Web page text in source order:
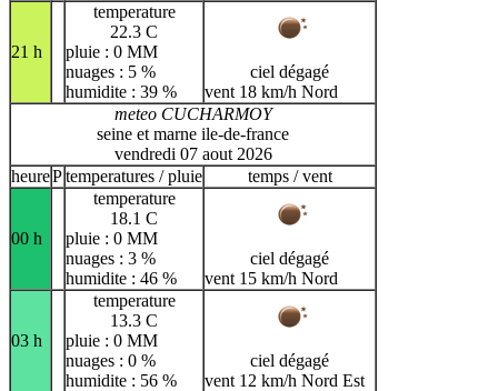
21 h
temperature
22.3 C
pluie : 0 MM
nuages : 5 %
humidite : 39 %
ciel dégagé
vent 18 km/h Nord
meteo CUCHARMOY
seine et marne ile-de-france
vendredi 07 aout 2026
heurePtemperatures / pluie temps / vent
00 h
temperature
18.1 C
pluie : 0 MM
nuages : 3 %
humidite : 46 %
ciel dégagé
vent 15 km/h Nord
03 h
temperature
13.3 C
pluie : 0 MM
nuages : 0 %
humidite : 56 %
ciel dégagé
vent 12 km/h Nord Est